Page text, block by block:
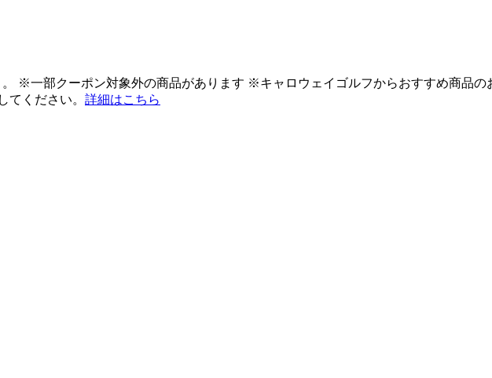
※一部クーポン対象外の商品があります ※キャロウェイゴルフからおすすめ商品の
てください。 詳細はこちら